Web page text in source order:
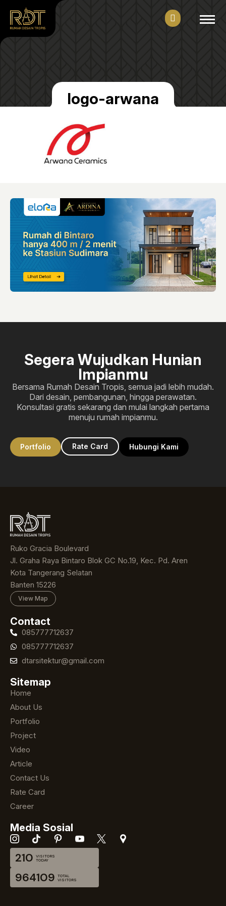
logo-arwana
Segera Wujudkan Hunian
Impianmu
Bersama Rumah Desain Tropis, semua jadi lebih mudah.
Dari desain, pembangunan, hingga perawatan.
Konsultasi gratis sekarang dan mulai langkah pertama
menuju rumah impianmu.
Portfolio Rate Card Hubungi Kami
Ruko Gracia Boulevard
Jl. Graha Raya Bintaro Blok GC No.19, Kec. Pd. Aren
Kota Tangerang Selatan
Banten 15226
View Map
Contact
085777712637
085777712637
dtarsitektur@gmail.com
Sitemap
Home
About Us
Portfolio
Project
Video
Article
Contact Us
Rate Card
Career
Media Sosial
210 VISITORS
TODAY
964109 TOTAL
VISITORS